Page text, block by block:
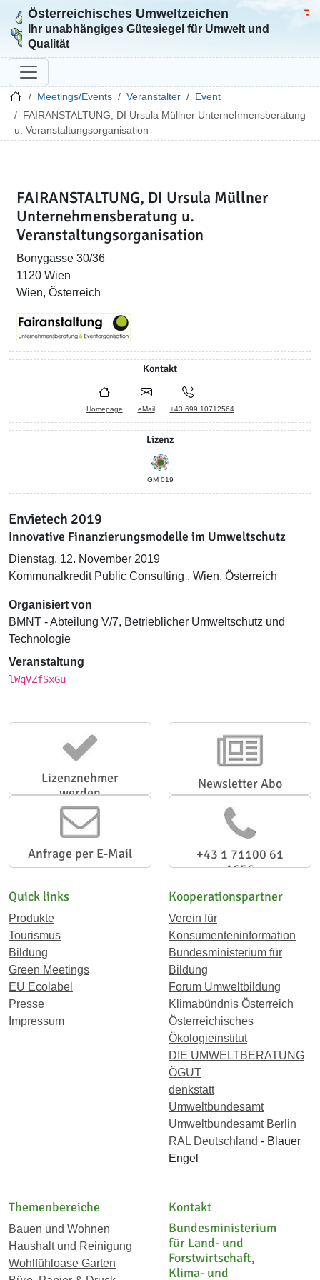
Zur Startseite
Österreichisches Umweltzeichen
Ihr unabhängiges Gütesiegel für Umwelt und
Qualität
Meetings/Events Veranstalter
Event
FAIRANSTALTUNG, DI Ursula Müllner Unternehmensberatung
u. Veranstaltungsorganisation
FAIRANSTALTUNG, DI Ursula Müllner
Unternehmensberatung u.
Veranstaltungsorganisation
Bonygasse 30/36
1120 Wien
Wien, Österreich
Kontakt
Homepage eMail +43 699 10712564
Lizenz
GM 019
Envietech 2019
Innovative Finanzierungsmodelle im Umweltschutz
Dienstag, 12. November 2019
Kommunalkredit Public Consulting , Wien, Österreich
Organisiert von
BMNT - Abteilung V/7, Betrieblicher Umweltschutz und
Technologie
Veranstaltung
lWqVZfSxGu
Lizenznehmer
werden
Newsletter Abo
Anfrage per E-Mail
+43 1 71100 61
1656
Quick links
Produkte
Tourismus
Bildung
Green Meetings
EU Ecolabel
Presse
Impressum
Kooperationspartner
Verein für
Konsumenteninformation
Bundesministerium für
Bildung
Forum Umweltbildung
Klimabündnis Österreich
Österreichisches
Ökologieinstitut
DIE UMWELTBERATUNG
ÖGUT
denkstatt
Umweltbundesamt
Umweltbundesamt Berlin
RAL Deutschland - Blauer
Engel
Themenbereiche
Bauen und Wohnen
Haushalt und Reinigung
Wohlfühloase Garten
Kontakt
Bundesministerium
für Land- und
Forstwirtschaft,
Klima- und